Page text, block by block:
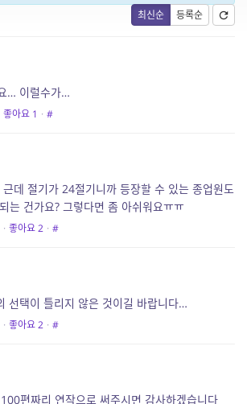
최신순 등록순
… 이럴수가…
좋아요 1 · #
데 절기가 24절기니까 등장할 수 있는 종업원도
는 건가요? 그렇다면 좀 아쉬워요ㅠㅠ
· 좋아요2 · #
선택이 틀리지 않은 것이길 바랍니다…
· 좋아요2 · #
편짜리 연작으로 써주시면 감사하겠습니다